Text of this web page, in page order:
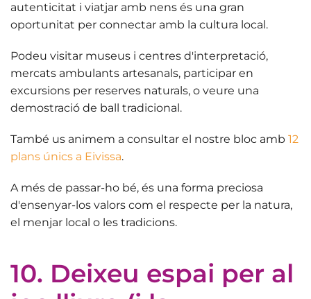
autenticitat i viatjar amb nens és una gran
oportunitat per connectar amb la cultura local.
Podeu visitar museus i centres d'interpretació,
mercats ambulants artesanals, participar en
excursions per reserves naturals, o veure una
demostració de ball tradicional.
També us animem a consultar el nostre bloc amb 12
plans únics a Eivissa.
A més de passar-ho bé, és una forma preciosa
d'ensenyar-los valors com el respecte per la natura,
el menjar local o les tradicions.
10. Deixeu espai per al